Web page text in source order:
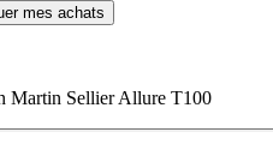
mes achats
Martin Sellier Allure T100